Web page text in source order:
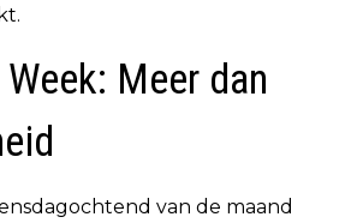
Meer dan
van de maand